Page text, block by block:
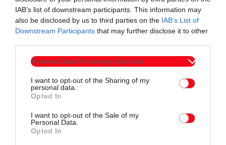
IAB’s list of downstream participants. This information may
also be disclosed by us to third parties on the IAB’s List of
Downstream Participants that may further disclose it to other
Personal Data Processing Opt Outs
I want to opt-out of the Sharing of my
personal data.
Opted In
I want to opt-out of the Sale of my
Personal Data.
Opted In